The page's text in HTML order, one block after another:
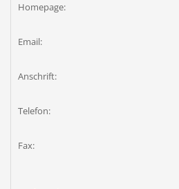
Homepage:
Email:
Anschrift:
Telefon:
Fax: